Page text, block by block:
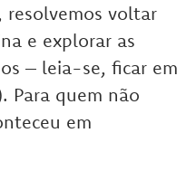
resolvemos voltar
e explorar as
– leia-se, ficar em
Para quem não
em